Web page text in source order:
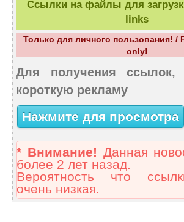
Ссылки на файлы для
links
Только для личного пользования! /
only!
Для получения ссылок,
короткую рекламу
Нажмите для просмотра
* Внимание! Данная
более 2 лет назад.
Вероятность что
очень низкая.